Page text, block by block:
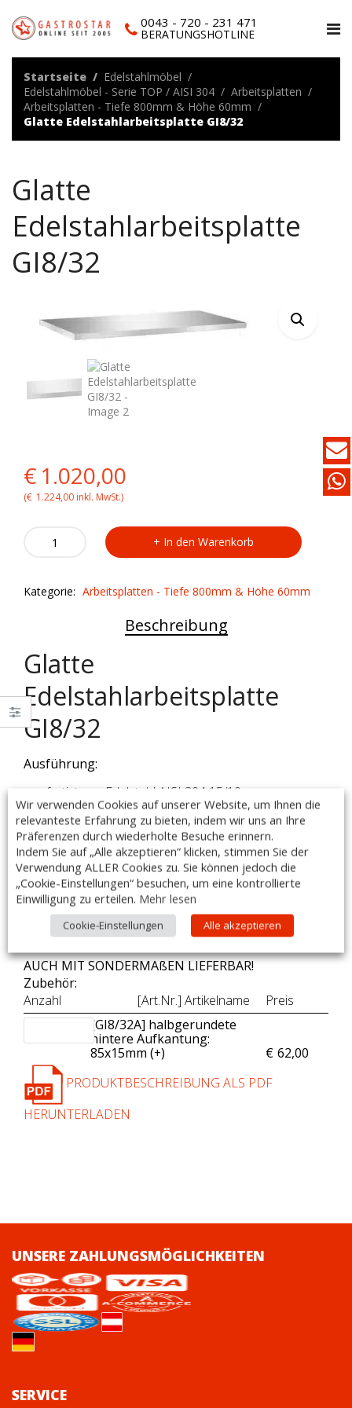
0043 - 720 - 231 471
BERATUNGSHOTLINE
Startseite
Edelstahlmöbel
Edelstahlmöbel - Serie TOP / AISI 304
Arbeitsplatten
Arbeitsplatten - Tiefe 800mm & Höhe 60mm
Glatte Edelstahlarbeitsplatte GI8/32
Glatte
Edelstahlarbeitsplatte
GI8/32
Original
price
was:
€1.020,00.
€ 1.020,00
is:
€1.020,00.
(€ 1.224,00 inkl. MwSt.)
Edelstahlarbeitsplatte
In den Warenkorb
Kategorie: Arbeitsplatten - Tiefe 800mm & Höhe 60mm
Beschreibung
Glatte
Edelstahlarbeitsplatte
GI8/32
Ausführung:
– gefertigt aus Edelstahl AISI 304 15/10
– geschliffen, Scotch Brite
– radiale Vorderkante – Höhe 60mm
– allseitig abgekantet
– holzunterfüttert – Dicke: 19mm
– die Unterseite der Arbeitsplatte ist mit 0,8 mm
– starkem Edelstahlblech schalldicht verschweißt
– Maße: 3200 x 800 x 60mm
– Made in Italy
AUCH MIT SONDERMAßEN LIEFERBAR!
Zubehör:
Anzahl
[Art.Nr.] Artikelname
Preis
[GI8/32A] halbgerundete
hintere Aufkantung:
85x15mm (+
€ 62,00
)
PRODUKTBESCHREIBUNG ALS PDF
HERUNTERLADEN
UNSERE ZAHLUNGSMÖGLICHKEITEN
SERVICE
Wir verwenden Cookies auf unserer Website, um Ihnen die
relevanteste Erfahrung zu bieten, indem wir uns an Ihre
Präferenzen durch wiederholte Besuche erinnern.
Indem Sie auf „Alle akzeptieren“ klicken, stimmen Sie der
Verwendung ALLER Cookies zu. Sie können jedoch die
„Cookie-Einstellungen“ besuchen, um eine kontrollierte
Einwilligung zu erteilen. Mehr lesen
Cookie-Einstellungen Alle akzeptieren